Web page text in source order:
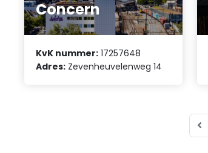
Concern
KvK nummer: 17257648
Adres: Zevenheuvelenweg 14